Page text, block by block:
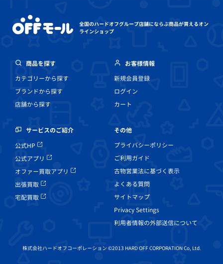
全国のハードオフグループ店舗にならぶ商品が買えるオン
ラインショップ
商品を探す
カテゴリーから探す
ブランドから探す
店舗から探す
お客様情報
新規会員登録
ログイン
カート
サービスのご紹介
公式HP
公式アプリ
オファー買取アプリ
出張買取
宅配買取
その他
プライバシーポリシー
ご利用ガイド
古物営業法に基づく表示
よくある質問
サイトマップ
Privacy Settings
利用者情報の外部送信について
株式会社ハードオフコーポレーション ©2013 HARD OFF CORPORATION Co, Ltd.